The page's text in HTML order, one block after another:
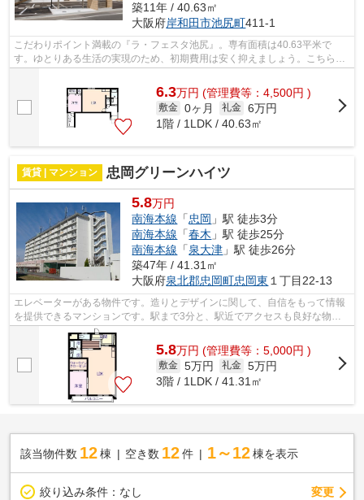
築11年 / 40.63㎡
大阪府岸和田市池尻町411-1
こだわりポイント満載の『ラ・フェスタ池尻』。専有面積は40.63平米で
す。ゆとりある生活の実現のため、初期費用は安く抑えましょう。こちらは
6.3万円 (管理費等：4,500円 )
敷金 0ヶ月 礼金 6万円
1階 / 1LDK / 40.63㎡
賃貸 | マンション 忠岡グリーンハイツ
5.8万円
南海本線 「忠岡 」駅 徒歩3分
南海本線 「春木 」駅 徒歩25分
南海本線 「泉大津 」駅 徒歩26分
築47年 / 41.31㎡
大阪府泉北郡忠岡町忠岡東 １丁目22-13
エレベーターがある物件です。造りとデザインに関して、自信をもって情報
を提供できるマンションです。駅まで3分と、駅近でアクセスも良好な物件
です。より詳しい情報や内見のご予約は...
5.8万円 (管理費等：5,000円 )
敷金 5万円 礼金 5万円
3階 / 1LDK / 41.31㎡
該当物件数 12棟 空き数 12 件 1～12 棟を表示
絞り込み条件： なし 変更